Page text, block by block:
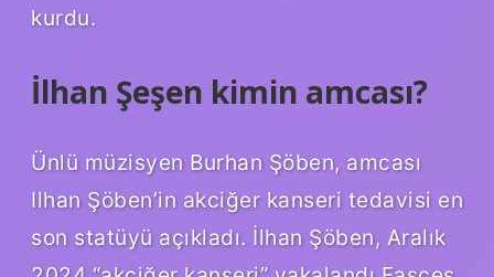
kurdu.
İlhan Şeşen kimin amcası?
Ünlü müzisyen Burhan Şöben, amcası
Ilhan Şöben’in akciğer kanseri tedavisi en
son statüyü açıkladı. İlhan Şöben, Aralık